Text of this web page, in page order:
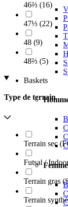
Baskets
46⅔ (16)
47⅓ (22)
48 (9)
48⅔ (5)
Type de terrain
Terrain sec
Futsal /
Terrain gras
Terrain